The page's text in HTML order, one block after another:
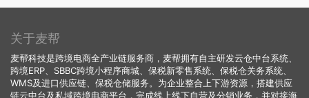
关于麦帮
麦帮科技是跨境电商全产业链服务商，麦帮拥有自主研发云仓中台系统、
跨境ERP、SBBC跨境小程序商城、保税新零售系统、保税仓关务系统、
WMS及进口供应链、保税仓储服务。为企业整合上下游资源，搭建供应
链云中台及私域跨境电商平台，完成线上线下自营及分销业务，并对接海